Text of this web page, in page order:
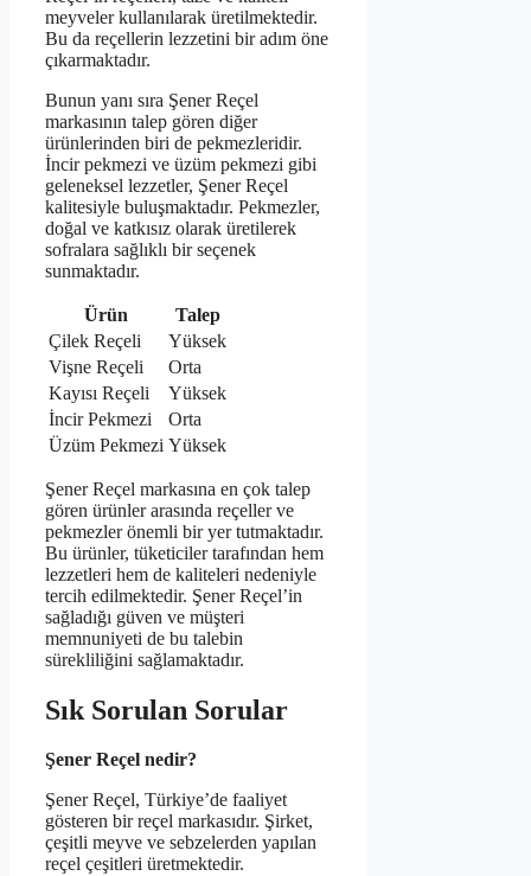
meyveler kullanılarak üretilmektedir.
Bu da reçellerin lezzetini bir adım öne
çıkarmaktadır.
Bunun yanı sıra Şener Reçel
markasının talep gören diğer
ürünlerinden biri de pekmezleridir.
İncir pekmezi ve üzüm pekmezi gibi
geleneksel lezzetler, Şener Reçel
kalitesiyle buluşmaktadır. Pekmezler,
doğal ve katkısız olarak üretilerek
sofralara sağlıklı bir seçenek
sunmaktadır.
Ürün
Talep
Çilek Reçeli
Yüksek
Vişne Reçeli
Orta
Kayısı Reçeli
Yüksek
İncir Pekmezi
Orta
Üzüm Pekmezi Yüksek
Şener Reçel markasına en çok talep
gören ürünler arasında reçeller ve
pekmezler önemli bir yer tutmaktadır.
Bu ürünler, tüketiciler tarafından hem
lezzetleri hem de kaliteleri nedeniyle
tercih edilmektedir. Şener Reçel’in
sağladığı güven ve müşteri
memnuniyeti de bu talebin
sürekliliğini sağlamaktadır.
Sık Sorulan Sorular
Şener Reçel nedir?
Şener Reçel, Türkiye’de faaliyet
gösteren bir reçel markasıdır. Şirket,
çeşitli meyve ve sebzelerden yapılan
reçel çeşitleri üretmektedir.